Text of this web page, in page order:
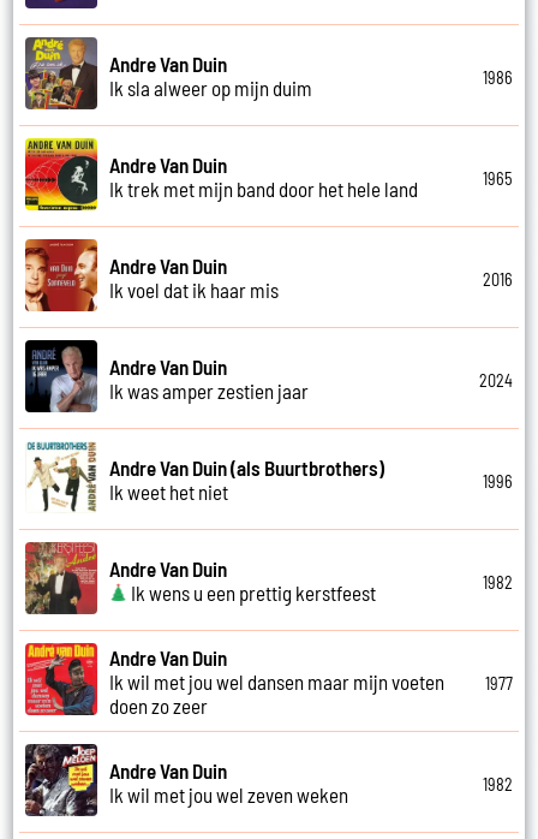
Andre Van Duin
Ik sla alweer op mijn duim
1986
Andre Van Duin
Ik trek met mijn band door het hele land
1965
Andre Van Duin
Ik voel dat ik haar mis
2016
Andre Van Duin
Ik was amper zestien jaar
2024
Andre Van Duin (als Buurtbrothers)
Ik weet het niet
1996
Andre Van Duin
Ik wens u een prettig kerstfeest
1982
Andre Van Duin
Ik wil met jou wel dansen maar mijn voeten
doen zo zeer
1977
Andre Van Duin
Ik wil met jou wel zeven weken
1982